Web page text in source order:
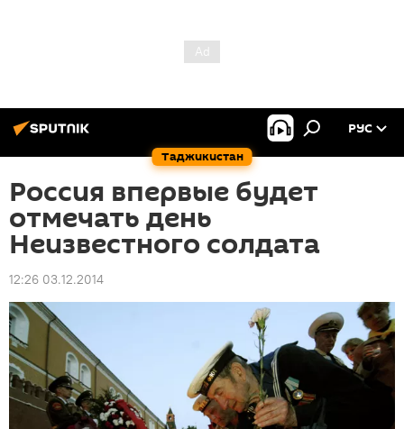
Таджикистан
РУС
Россия впервые будет
отмечать день
Неизвестного солдата
12:26 03.12.2014